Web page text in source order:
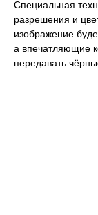
Специальная
разрешения и
изображение
а впечатляющие
передавать